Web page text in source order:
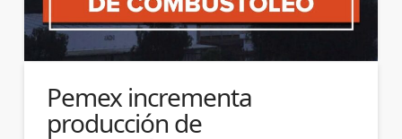
Pemex incrementa
producción de